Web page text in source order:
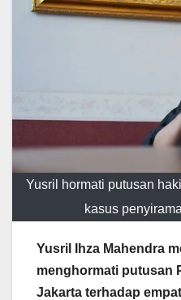
Yusril hormati putusan
kasus
Yusril Ihza Mahendra
menghormati putusan
Jakarta terhadap